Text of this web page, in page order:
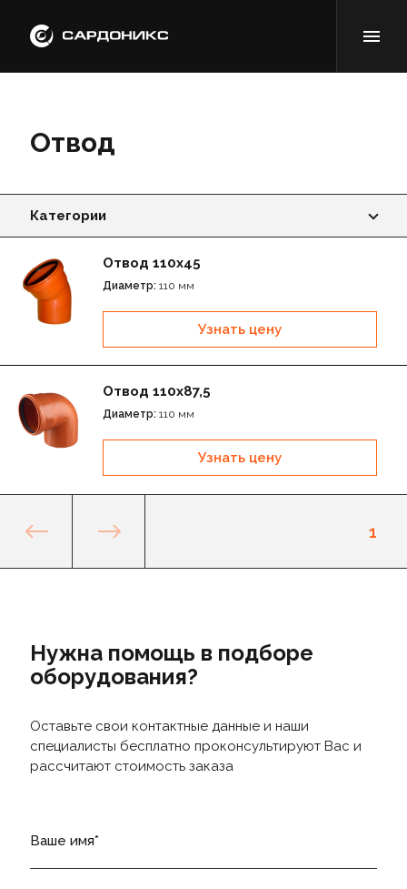
Отвод
Категории
Отвод
Тройник
Отвод 110х45
Диаметр: 110 мм
Узнать цену
Отвод 110х87,5
Диаметр: 110 мм
Узнать цену
1
Нужна помощь в подборе
оборудования?
Оставьте свои контактные данные и наши
специалисты бесплатно проконсультируют Вас и
рассчитают стоимость заказа
Ваше имя